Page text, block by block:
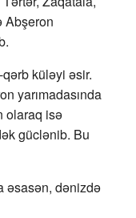
Abşeron
küləyi əsir.
yarımadasında
olaraq isə
güclənib. Bu
əsasən, dənizdə